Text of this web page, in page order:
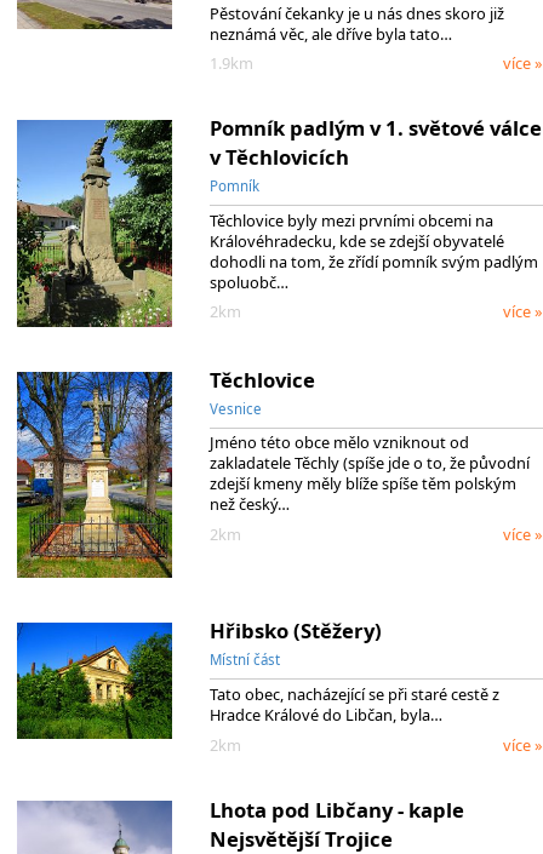
Pěstování čekanky je u nás dnes skoro již
neznámá věc, ale dříve byla tato…
1.9km
více »
Pomník padlým v 1. světové válce
v Těchlovicích
Pomník
Těchlovice byly mezi prvními obcemi na
Královéhradecku, kde se zdejší obyvatelé
dohodli na tom, že zřídí pomník svým padlým
spoluobč…
2km
více »
Těchlovice
Vesnice
Jméno této obce mělo vzniknout od
zakladatele Těchly (spíše jde o to, že původní
zdejší kmeny měly blíže spíše těm polským
než český…
2km
více »
Hřibsko (Stěžery)
Místní část
Tato obec, nacházející se při staré cestě z
Hradce Králové do Libčan, byla…
2km
více »
Lhota pod Libčany - kaple
Nejsvětější Trojice